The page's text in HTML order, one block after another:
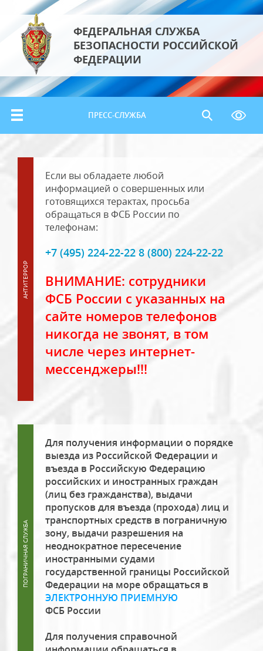
ФЕДЕРАЛЬНАЯ СЛУЖБА
БЕЗОПАСНОСТИ РОССИЙСКОЙ
ФЕДЕРАЦИИ
ПРЕСС-СЛУЖБА
Если вы обладаете любой
информацией о совершенных или
готовящихся терактах, просьба
обращаться в ФСБ России по
телефонам:
+7 (495) 224-22-22 8 (800) 224-22-22
ВНИМАНИЕ: сотрудники
ФСБ России с указанных на
сайте номеров телефонов
никогда не звонят, в том
числе через интернет-
мессенджеры!!!
Для получения информации о порядке
выезда из Российской Федерации и
въезда в Российскую Федерацию
российских и иностранных граждан
(лиц без гражданства), выдачи
пропусков для въезда (прохода) лиц и
транспортных средств в пограничную
зону, выдачи разрешения на
неоднократное пересечение
иностранными судами
государственной границы Российской
Федерации на море обращаться в
ЭЛЕКТРОННУЮ ПРИЕМНУЮ
ФСБ России
Для получения справочной